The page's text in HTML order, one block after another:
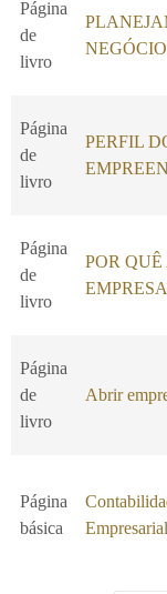
Página
de
livro
NEGÓCIO
Página
de
livro
PERFIL
Página
de
livro
POR
Página
de
livro
Abrir
Página
básica
Empresarial